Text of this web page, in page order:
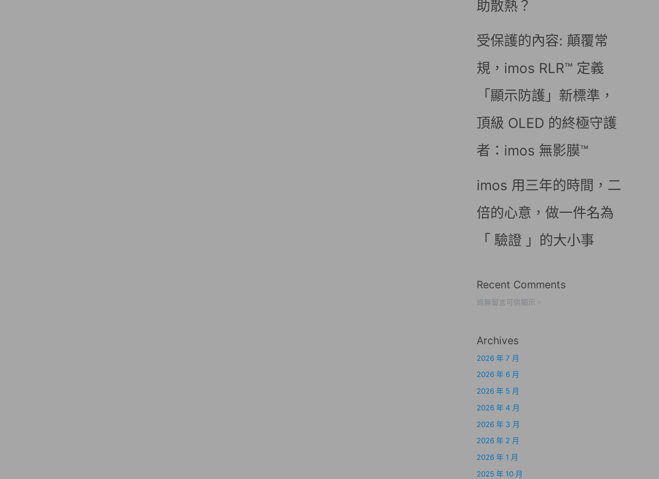
助散熱？
受保護的內容: 顛覆常
規，imos RLR™ 定義
「顯示防護」新標準，
頂級 OLED 的終極守護
者：imos 無影膜™
imos 用三年的時間，二
倍的心意，做一件名為
「 驗證 」的大小事
Recent Comments
尚無留言可供顯示。
Archives
2026 年 7 月
2026 年 6 月
2026 年 5 月
2026 年 4 月
2026 年 3 月
2026 年 2 月
2026 年 1 月
2025 年 10 月